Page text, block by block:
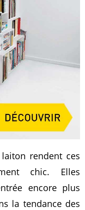
rendent ces
chic. Elles
encore plus
la tendance des